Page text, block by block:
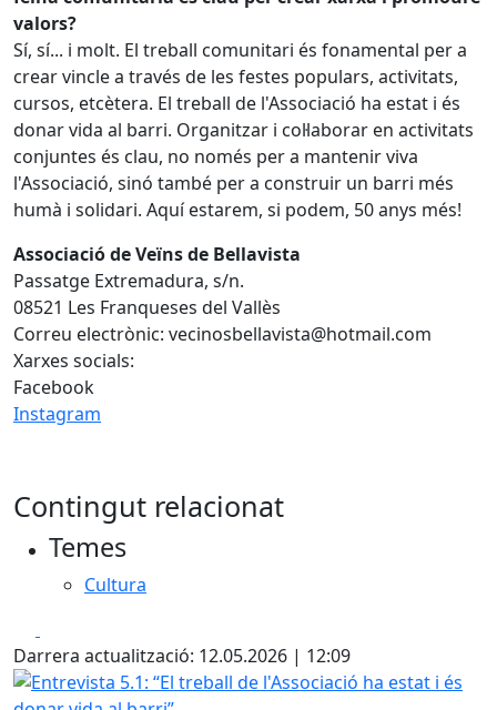
valors?
Sí, sí... i molt. El treball comunitari és fonamental per a
crear vincle a través de les festes populars, activitats,
cursos, etcètera. El treball de l'Associació ha estat i és
donar vida al barri. Organitzar i col·laborar en activitats
conjuntes és clau, no només per a mantenir viva
l'Associació, sinó també per a construir un barri més
humà i solidari. Aquí estarem, si podem, 50 anys més!
Associació de Veïns de Bellavista
Passatge Extremadura, s/n.
08521 Les Franqueses del Vallès
Correu electrònic: vecinosbellavista@hotmail.com
Xarxes socials:
Facebook
Instagram
Contingut relacionat
Temes
Cultura
Darrera actualització: 12.05.2026 | 12:09
Entrevista 5.1: “El treball de l'Associació ha estat i és